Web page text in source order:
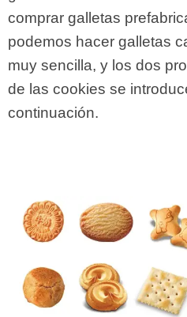
comprar galletas
podemos hacer galletas
muy sencilla, y los dos
de las cookies se
continuación.